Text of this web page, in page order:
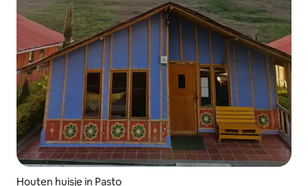
Houten huisje in Pasto